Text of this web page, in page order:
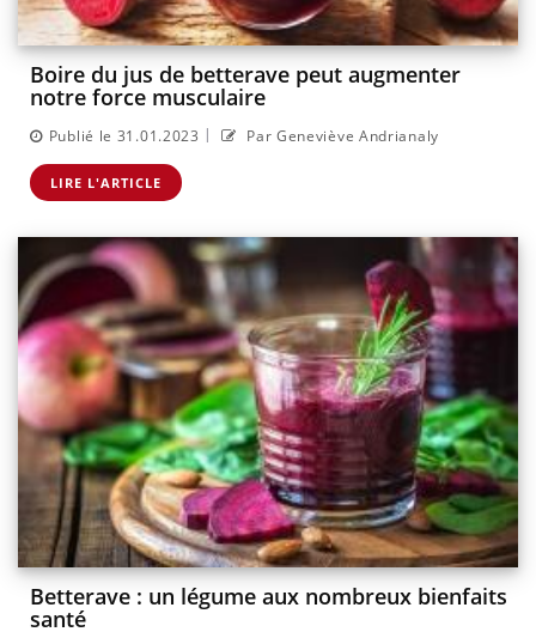
Boire du jus de betterave peut augmenter
notre force musculaire
Publié le 31.01.2023 | Par Geneviève Andrianaly
LIRE L'ARTICLE
Betterave : un légume aux nombreux bienfaits
santé